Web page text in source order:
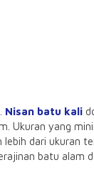
Nisan batu kali
yang
dari ukuran
batu alam